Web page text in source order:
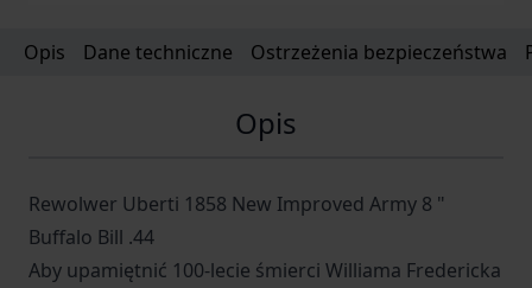
Opis Dane techniczne Ostrzeżenia bezpieczeństwa
Opis
Rewolwer Uberti 1858 New Improved Army 8 "
Buffalo Bill .44
Aby upamiętnić 100-lecie śmierci Williama Fredericka